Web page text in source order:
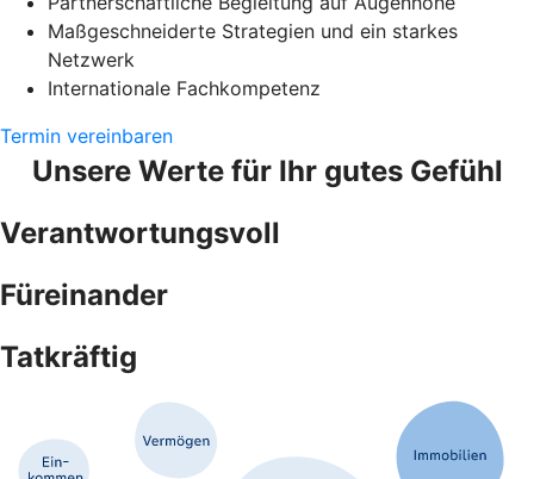
Maßgeschneiderte Strategien und ein starkes
Netzwerk
Internationale Fachkompetenz
Termin vereinbaren
Unsere Werte für Ihr gutes Gefühl
Verantwortungsvoll
Füreinander
Tatkräftig